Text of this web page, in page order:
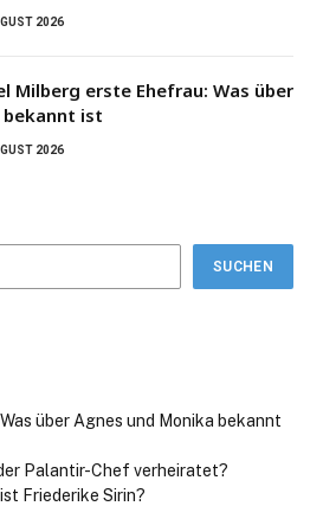
2026
Milberg erste Ehefrau: Was über
bekannt ist
2026
SUCHEN
über Agnes und Monika bekannt
Palantir-Chef verheiratet?
Friederike Sirin?